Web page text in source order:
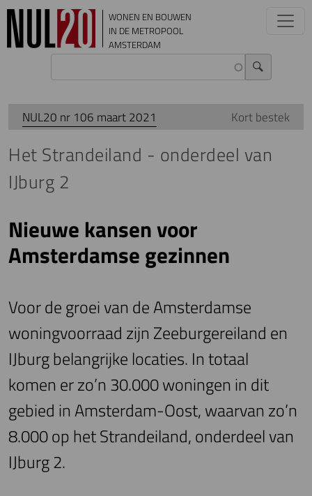
Overslaan en naar de inhoud gaan
WONEN EN BOUWEN
IN DE METROPOOL
AMSTERDAM
NUL20 nr 106 maart 2021 Kort bestek
Het Strandeiland - onderdeel van
IJburg 2
Nieuwe kansen voor
Amsterdamse gezinnen
Voor de groei van de Amsterdamse
woningvoorraad zijn Zeeburgereiland en
IJburg belangrijke locaties. In totaal
komen er zo’n 30.000 woningen in dit
gebied in Amsterdam-Oost, waarvan zo’n
8.000 op het Strandeiland, onderdeel van
IJburg 2.